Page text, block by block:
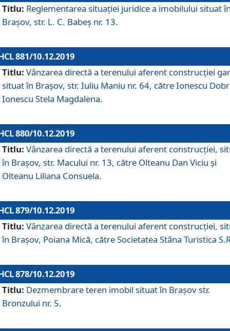
Titlu: Reglementarea situației juridice a imobilului situat
Brașov, str. L. C. Babeș nr. 13.
881/10.12.2019
Titlu: Vânzarea directă a terenului aferent construcției
situat în Brașov, str. Iuliu Maniu nr. 64, către Ionescu
Ionescu Stela Magdalena.
880/10.12.2019
Titlu: Vânzarea directă a terenului aferent construcției,
în Brașov, str. Macului nr. 13, către Olteanu Dan Viciu și
Olteanu Liliana Consuela.
879/10.12.2019
Titlu: Vânzarea directă a terenului aferent construcției,
în Brașov, Poiana Mică, către Societatea Stâna Turistica
878/10.12.2019
Titlu: Dezmembrare teren imobil situat în Brașov str.
Bronzului nr. 5.